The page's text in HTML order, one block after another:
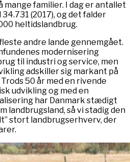
familier. I dag er antallet
(2017), og det falder
heltidslandbrug.
andre lande gennemgået.
modernisering
til industri og service, men
adskiller sig markant på
50 år med en rivende
udvikling og med en
har Danmark stædigt
landbrugsland, så vi stadig den
stort landbrugserhverv, der